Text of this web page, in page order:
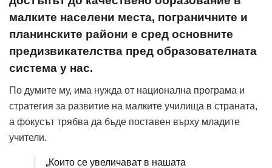
малките населени места, пограничните и
планинските райони е сред основните
предизвикателства пред образователната
система у нас.
По думите му, има нужда от национална програма и
стратегия за развитие на малките училища в страната,
а фокусът трябва да бъде поставен върху младите
учители.
„Които се увеличават в нашата